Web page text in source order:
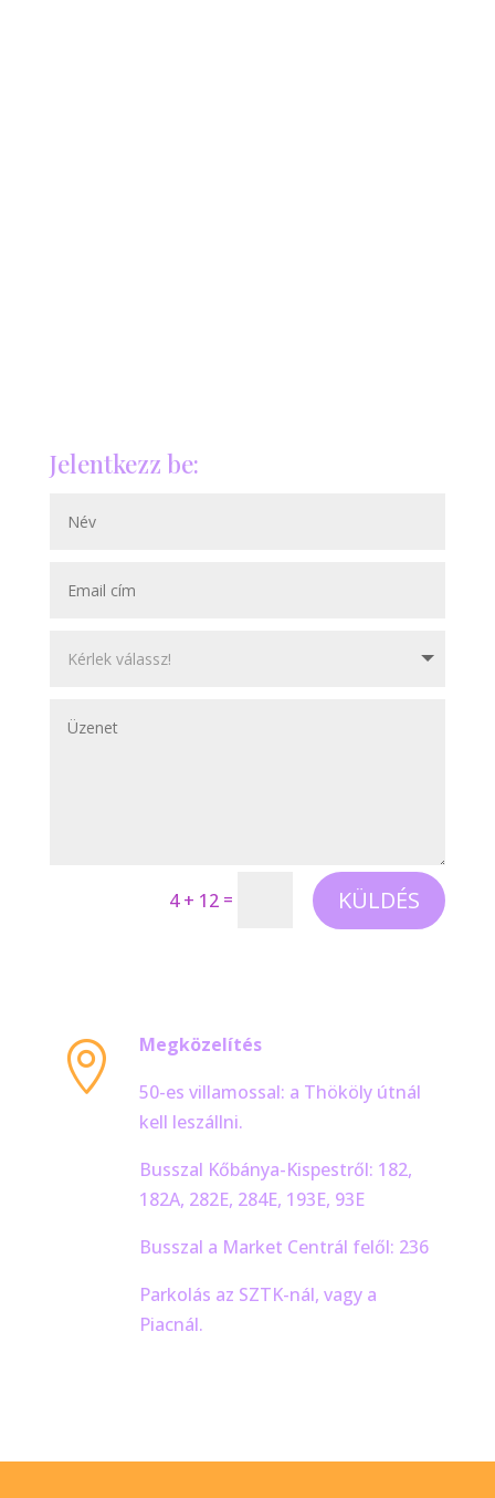
Jelentkezz be:
4 + 12 = KÜLDÉS

Megközelítés
50-es villamossal: a Thököly útnál
kell leszállni.
Busszal Kőbánya-Kispestről: 182,
182A, 282E, 284E, 193E, 93E
Busszal a Market Centrál felől: 236
Parkolás az SZTK-nál, vagy a
Piacnál.